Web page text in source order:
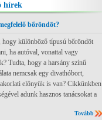
hírek
bőröndöt?
hogy különböző típusú bőröndöt
ha autóval, vonattal vagy
Tudta, hogy a harsány színű
nemcsak egy divathóbort,
előnyük is van? Cikkünkben
adunk hasznos tanácsokat a
Tovább